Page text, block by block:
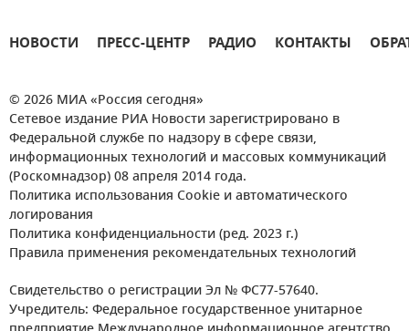
НОВОСТИ ПРЕСС-ЦЕНТР РАДИО КОНТАКТЫ
© 2026 МИА «Россия сегодня»
Сетевое издание РИА Новости зарегистрировано в
Федеральной службе по надзору в сфере связи,
информационных технологий и массовых коммуникаций
(Роскомнадзор) 08 апреля 2014 года.
Политика использования Cookie и автоматического
логирования
Политика конфиденциальности (ред. 2023 г.)
Правила применения рекомендательных технологий
Свидетельство о регистрации Эл № ФС77-57640.
Учредитель: Федеральное государственное унитарное